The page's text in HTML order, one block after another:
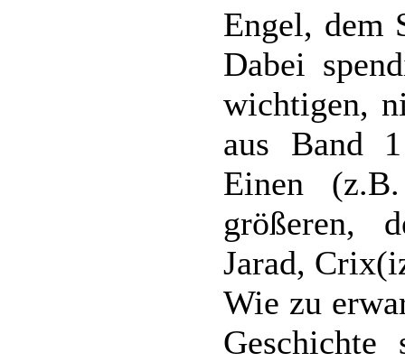
Engel, dem
Dabei
wichtigen,
aus Band
Einen
größeren,
Jarad,
Wie zu